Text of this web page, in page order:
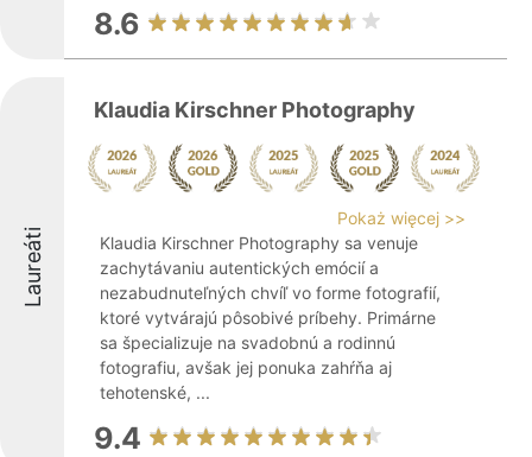
8.6
Laureáti
Klaudia Kirschner Photography
Pokaż więcej >>
Klaudia Kirschner Photography sa venuje
zachytávaniu autentických emócií a
nezabudnuteľných chvíľ vo forme fotografií,
ktoré vytvárajú pôsobivé príbehy. Primárne
sa špecializuje na svadobnú a rodinnú
fotografiu, avšak jej ponuka zahŕňa aj
tehotenské, ...
9.4